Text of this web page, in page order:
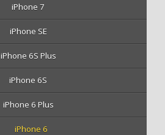
iPhone 7
iPhone SE
iPhone 6S Plus
iPhone 6S
iPhone 6 Plus
iPhone 6